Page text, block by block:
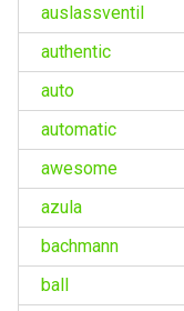
auslassventil
authentic
auto
automatic
awesome
azula
bachmann
ball